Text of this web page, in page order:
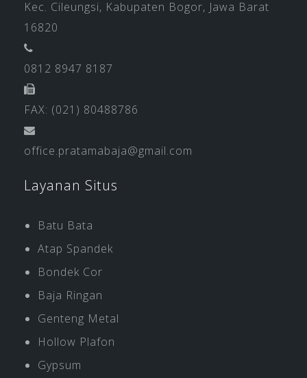
Kec. Cileungsi, Kabupaten Bogor, Jawa Barat
16820
0812 8947 8187
FAX: (021) 80488786
office.pratamabaja@gmail.com
Layanan Situs
Batu Bata
Atap Spandek
Bondek Cor
Baja Ringan
Genteng Metal
Hollow Plafon
Gypsum